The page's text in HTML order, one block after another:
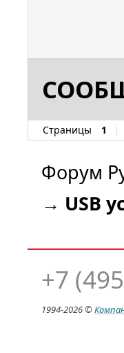
Страницы 1
Форум
→ USB
+7
1994-2026 ©